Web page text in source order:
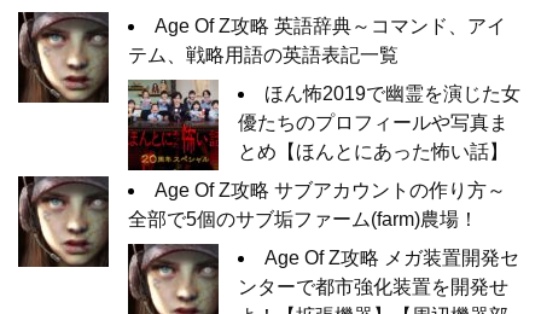
Age Of Z攻略 英語辞典～コマンド、アイ
テム、戦略用語の英語表記一覧
ほん怖2019で幽霊を演じた女
優たちのプロフィールや写真ま
とめ【ほんとにあった怖い話】
Age Of Z攻略 サブアカウントの作り方～
全部で5個のサブ垢ファーム(farm)農場！
Age Of Z攻略 メガ装置開発セ
ンターで都市強化装置を開発せ